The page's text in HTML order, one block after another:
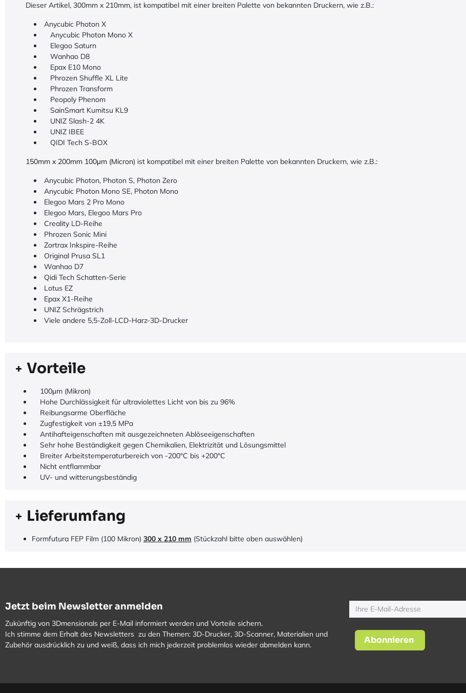
Dieser Artikel, 300mm x 210mm, ist kompatibel mit einer breiten Palette von bekannten Druckern, wie z.B.:
Anycubic Photon X
Anycubic Photon Mono X
Elegoo Saturn
Wanhao D8
Epax E10 Mono
Phrozen Shuffle XL Lite
Phrozen Transform
Peopoly Phenom
SainSmart Kumitsu KL9
UNIZ Slash-2 4K
UNIZ IBEE
QIDI Tech S-BOX
150mm x 200mm 100μm (Micron) ist kompatibel mit einer breiten Palette von bekannten Druckern, wie z.B.:
Anycubic Photon, Photon S, Photon Zero
Anycubic Photon Mono SE, Photon Mono
Elegoo Mars 2 Pro Mono
Elegoo Mars, Elegoo Mars Pro
Creality LD-Reihe
Phrozen Sonic Mini
Zortrax Inkspire-Reihe
Original Prusa SL1
Wanhao D7
Qidi Tech Schatten-Serie
Lotus EZ
Epax X1-Reihe
UNIZ Schrägstrich
Viele andere 5,5-Zoll-LCD-Harz-3D-Drucker
Vorteile
100μm (Mikron)
Hohe Durchlässigkeit für ultraviolettes Licht von bis zu 96%
Reibungsarme Oberfläche
Zugfestigkeit von ±19,5 MPa
Antihafteigenschaften mit ausgezeichneten Ablöseeigenschaften
Sehr hohe Beständigkeit gegen Chemikalien, Elektrizität und Lösungsmittel
Breiter Arbeitstemperaturbereich von -200°C bis +200°C
Nicht entflammbar
UV- und witterungsbeständig
Lieferumfang
Formfutura FEP Film (100 Mikron) 300 x 210 mm (Stückzahl bitte oben auswählen)
Jetzt beim Newsletter anmelden
Zukünftig von 3Dmensionals per E-Mail informiert werden und Vorteile sichern.
Ich stimme dem Erhalt des Newsletters zu den Themen: 3D-Drucker, 3D-Scanner, Materialien und
Zubehör ausdrücklich zu und weiß, dass ich mich jederzeit problemlos wieder abmelden kann.
Abonnieren